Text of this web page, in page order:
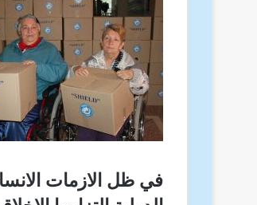
في ظل الازمات